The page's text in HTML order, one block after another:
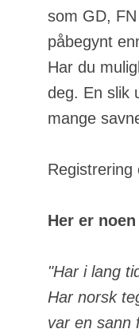
som GD,
påbegynt
Har du
deg. En slik
mange
Registrering
Her er
"Har i lang
Har norsk
var en sann